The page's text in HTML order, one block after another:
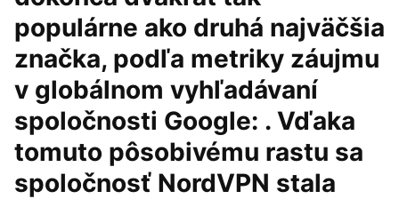
populárne ako druhá najväčšia
značka, podľa metriky záujmu
v globálnom vyhľadávaní
spoločnosti Google: . Vďaka
tomuto pôsobivému rastu sa
spoločnosť NordVPN stala